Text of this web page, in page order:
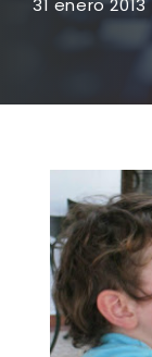
31 enero 2013